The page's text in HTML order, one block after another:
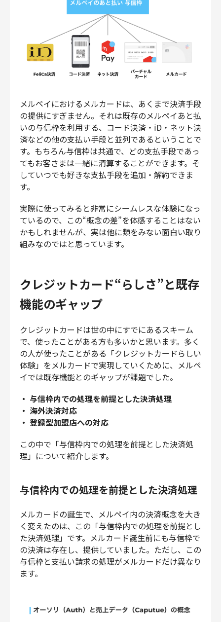
メルペイにおけるメルカードは、あくまで決済手段
の提供にすぎません。それは既存のメルペイあと払
いの与信枠を利用する、コード決済・iD・ネット決
済などの他の支払い手段と並列であるということで
す。もちろん与信枠は共通で、どの支払手段であっ
てもお客さまは一緒に清算することができます。そ
していつでも好きな支払手段を追加・解約できま
す。
実際に使ってみると非常にシームレスな体験になっ
ているので、この“概念の差”を体感することはない
かもしれませんが、実は他に類をみない面白い取り
組みなのではと思っています。
クレジットカード“らしさ”と既存
機能のギャップ
クレジットカードは世の中にすでにあるスキーム
で、使ったことがある方も多いかと思います。多く
の人が使ったことがある「クレジットカードらしい
体験」をメルカードで実現していくために、メルペ
イでは既存機能とのギャップが課題でした。
・ 与信枠内での処理を前提とした決済処理
・ 海外決済対応
・ 登録型加盟店への対応
この中で「与信枠内での処理を前提とした決済処
理」について紹介します。
与信枠内での処理を前提とした決済処理
メルカードの誕生で、メルペイ内の決済概念を大き
く変えたのは、この「与信枠内での処理を前提とし
た決済処理」です。メルカード誕生前にも与信枠で
の決済は存在し、提供していました。ただし、この
与信枠と支払い請求の処理がメルカードだけ異なり
ます。